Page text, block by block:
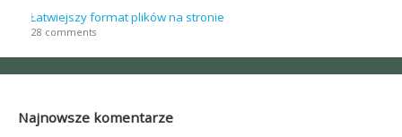
Łatwiejszy format plików na stronie
28 comments
Najnowsze komentarze